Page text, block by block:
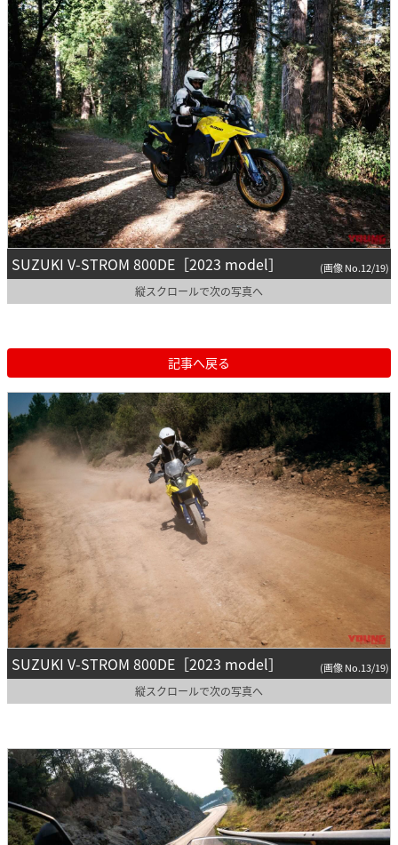
SUZUKI V-STROM 800DE［2023 model］ (画像 No.12/19)
縦スクロールで次の写真へ
記事へ戻る
SUZUKI V-STROM 800DE［2023 model］ (画像 No.13/19)
縦スクロールで次の写真へ